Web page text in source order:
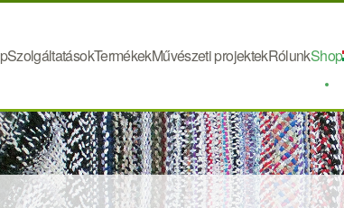
SzolgáltatásokTermékekMűvészeti projektekRólunkShop